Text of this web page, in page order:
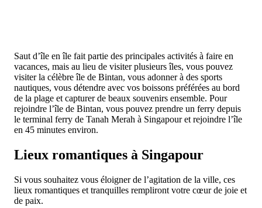
Saut d’île en île fait partie des principales activités à faire en
vacances, mais au lieu de visiter plusieurs îles, vous pouvez
visiter la célèbre île de Bintan, vous adonner à des sports
nautiques, vous détendre avec vos boissons préférées au bord
de la plage et capturer de beaux souvenirs ensemble. Pour
rejoindre l’île de Bintan, vous pouvez prendre un ferry depuis
le terminal ferry de Tanah Merah à Singapour et rejoindre l’île
en 45 minutes environ.
Lieux romantiques à Singapour
Si vous souhaitez vous éloigner de l’agitation de la ville, ces
lieux romantiques et tranquilles rempliront votre cœur de joie et
de paix.